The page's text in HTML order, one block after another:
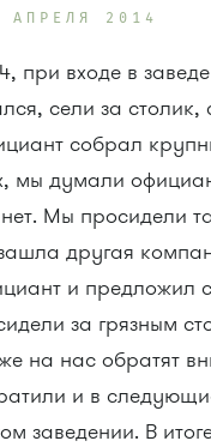
АПРЕЛЯ 2014
при входе в
сели за столик,
собрал
мы думали
Мы просидели
другая
и предложил
за грязным
на нас обратят
и в
заведении. В